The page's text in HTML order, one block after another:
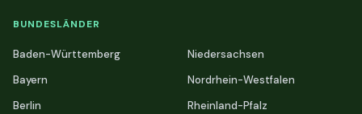
BUNDESLÄNDER
Baden-Württemberg
Bayern
Berlin
Niedersachsen
Nordrhein-Westfalen
Rheinland-Pfalz